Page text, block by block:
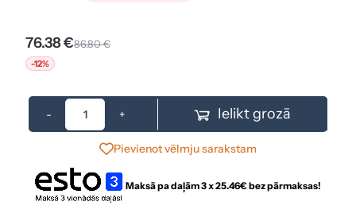
76.38 €86.80 €
-12%
- + Ielikt grozā
Pievienot vēlmju sarakstam
Maksā pa daļām 3 x25.46€ bez pārmaksas!